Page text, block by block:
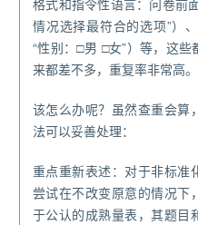
格式和指令性语言：问卷前
情况选择最符合的选项”）
“性别：□男 □女”）等，这
来都差不多，重复率非常高。
该怎么办呢？虽然查重会算
法可以妥善处理：
重点重新表述：对于非标准
尝试在不改变原意的情况下
于公认的成熟量表，其题目